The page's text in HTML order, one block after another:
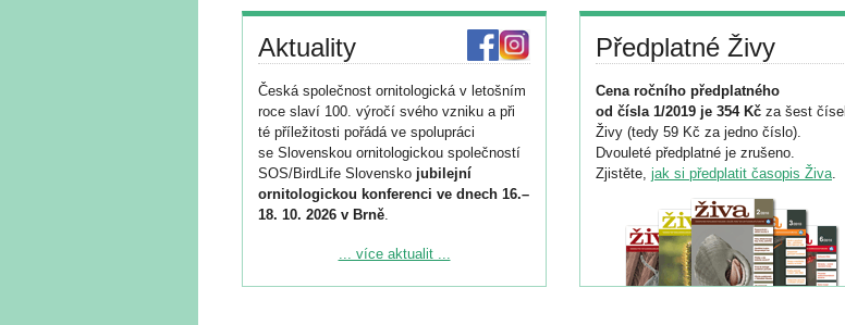
Aktuality
Česká společnost ornitologická v letošním
roce slaví 100. výročí svého vzniku a při
té příležitosti pořádá ve spolupráci
se Slovenskou ornitologickou společností
SOS/BirdLife Slovensko jubilejní
ornitologickou konferenci ve dnech 16.–
18. 10. 2026 v Brně.
Podrobnější informace ke konferenci
... více aktualit ...
Předplatné Živy
Cena ročního předplatného
od čísla 1/2019 je 354 Kč za šest čísel
Živy (tedy 59 Kč za jedno číslo).
Dvouleté předplatné je zrušeno.
Zjistěte, jak si předplatit časopis Živa.